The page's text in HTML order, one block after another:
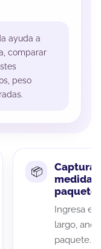
ayuda a
comparar
peso
Captura
medidas
paquete
Ingresa el
largo,
paquete.